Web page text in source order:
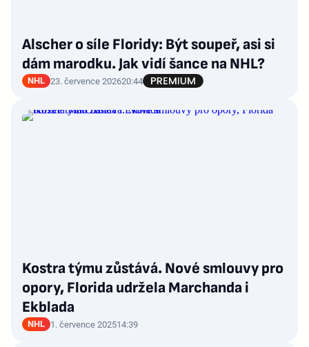
Alscher o síle Floridy: Být soupeř, asi si
dám marodku. Jak vidí šance na NHL?
NHL 23. července 202620:44
Kostra týmu zůstává. Nové smlouvy pro
opory, Florida udržela Marchanda i
Ekblada
NHL 1. července 202514:39